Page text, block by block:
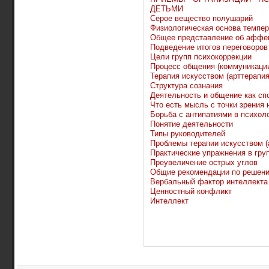
ДЕТЬМИ
Серое вещество полушарий
Физиологическая основа
Общее представление об
Подведение итогов переговоров
Цели групп психокоррекции
Процесс общения
Терапия искусством
Структура сознания
Деятельность и общение как
Что есть мысль с точки зрения
Борьба с антипатиями в
Понятие деятельности
Типы руководителей
Проблемы терапии искусством
Практические упражнения в
Преувеличение острых углов
Общие рекомендации по
Вербальный фактор интеллекта
Ценностный конфликт
Интеллект